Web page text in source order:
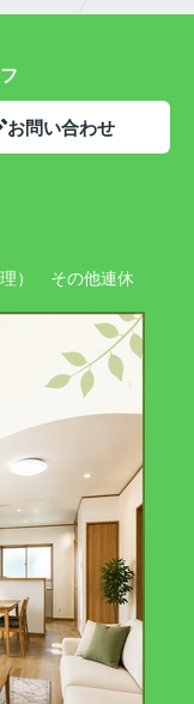
お問い合わせ
） その他連休